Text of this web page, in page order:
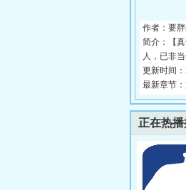
作者：要
简介：【
人，已非
一...
更新时间：
最新章节：
正在热